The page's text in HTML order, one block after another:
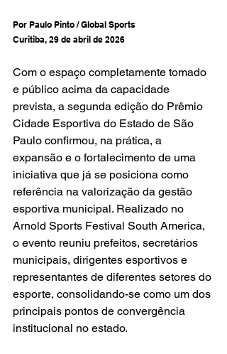
Por Paulo Pinto / Global Sports
Curitiba, 29 de abril de 2026
Com o espaço completamente tomado
e público acima da capacidade
prevista, a segunda edição do Prêmio
Cidade Esportiva do Estado de São
Paulo confirmou, na prática, a
expansão e o fortalecimento de uma
iniciativa que já se posiciona como
referência na valorização da gestão
esportiva municipal. Realizado no
Arnold Sports Festival South America,
o evento reuniu prefeitos, secretários
municipais, dirigentes esportivos e
representantes de diferentes setores do
esporte, consolidando-se como um dos
principais pontos de convergência
institucional no estado.